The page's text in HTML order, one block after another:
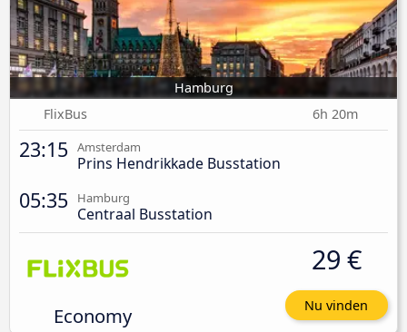
Hamburg
FlixBus
6h 20m
23:15 Amsterdam
Prins Hendrikkade Busstation
05:35 Hamburg
Centraal Busstation
Economy
29 €
Nu vinden